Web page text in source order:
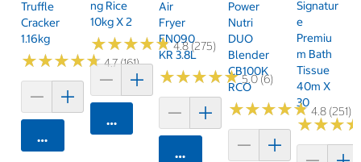
Truffle
Cracker
1.16kg
★★★★★
★★★★★4.7 (161)
카트에 담기
Ng Rice
10kg X 2
★★★★★
★★★★★4.8 (275)
카트에 담기
Air
Fryer
FN090
KR 3.8L
★★★★★
★★★★★5.0 (6)
카트에 담기
Power
Nutri
DUO
Blender
CB100K
RCO
★★★★★
★★★★★4.8 (251)
Signatur
E
Premiu
M Bath
Tissue
40m X
30
★★★
★★★